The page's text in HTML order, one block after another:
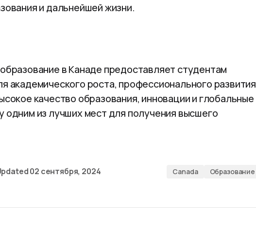
и дальнейшей жизни.
в Канаде предоставляет студентам
академического роста, профессионального развития
качество образования, инновации и глобальные
одним из лучших мест для получения высшего
02 сентября, 2024 Canada Образование